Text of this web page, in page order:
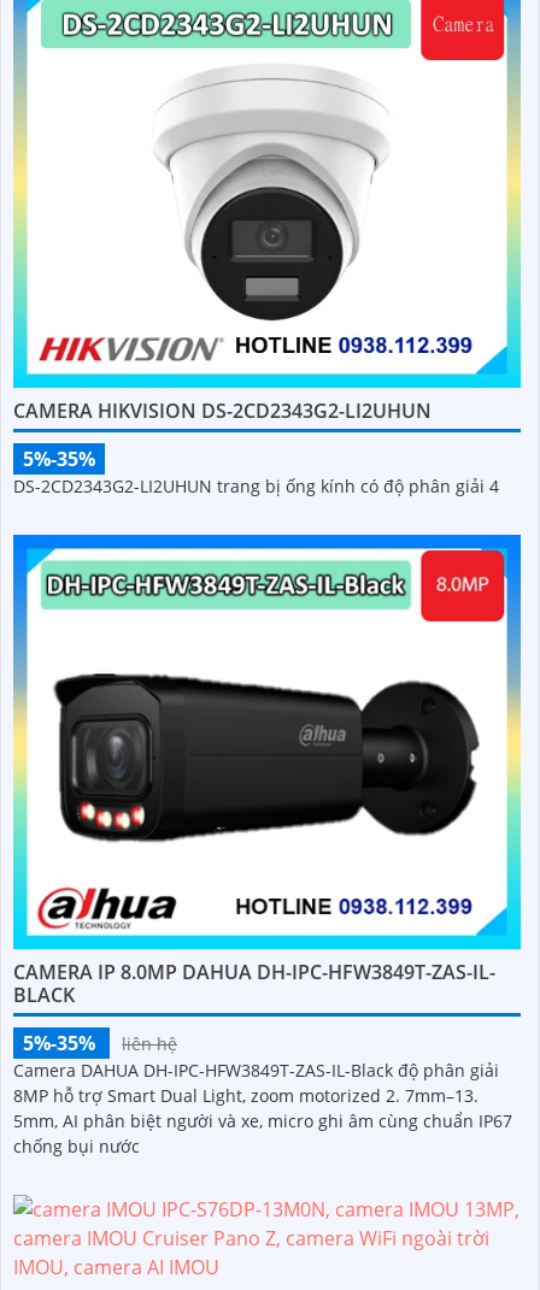
CAMERA HIKVISION DS-2CD2343G2-LI2UHUN
5%-35%
DS-2CD2343G2-LI2UHUN trang bị ống kính có độ phân giải 4
CAMERA IP 8.0MP DAHUA DH-IPC-HFW3849T-ZAS-IL-
BLACK
5%-35%
liên hệ
Camera DAHUA DH-IPC-HFW3849T-ZAS-IL-Black độ phân giải
8MP hỗ trợ Smart Dual Light, zoom motorized 2. 7mm–13.
5mm, AI phân biệt người và xe, micro ghi âm cùng chuẩn IP67
chống bụi nước